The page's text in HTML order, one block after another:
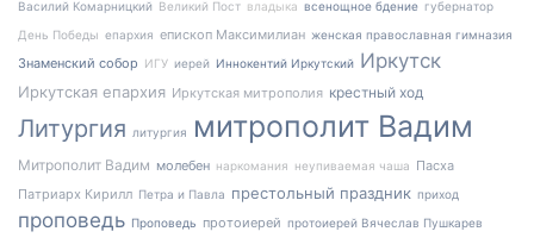
Василий Комарницкий Великий Пост владыка всенощное бдение губернатор
День Победы епархия епископ Максимилиан женская православная гимназия
Знаменский собор ИГУ иерей Иннокентий Иркутский Иркутск
Иркутская епархия Иркутская митрополия крестный ход
Литургия литургия митрополит Вадим
Митрополит Вадим молебен наркомания неупиваемая чаша Пасха
Патриарх Кирилл Петра и Павла престольный праздник приход
проповедь Проповедь протоиерей протоиерей Вячеслав Пушкарев